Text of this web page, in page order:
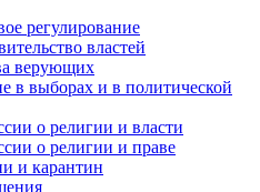
регулирование
властей
верующих
в выборах и в политической
о религии и власти
о религии и праве
и карантин